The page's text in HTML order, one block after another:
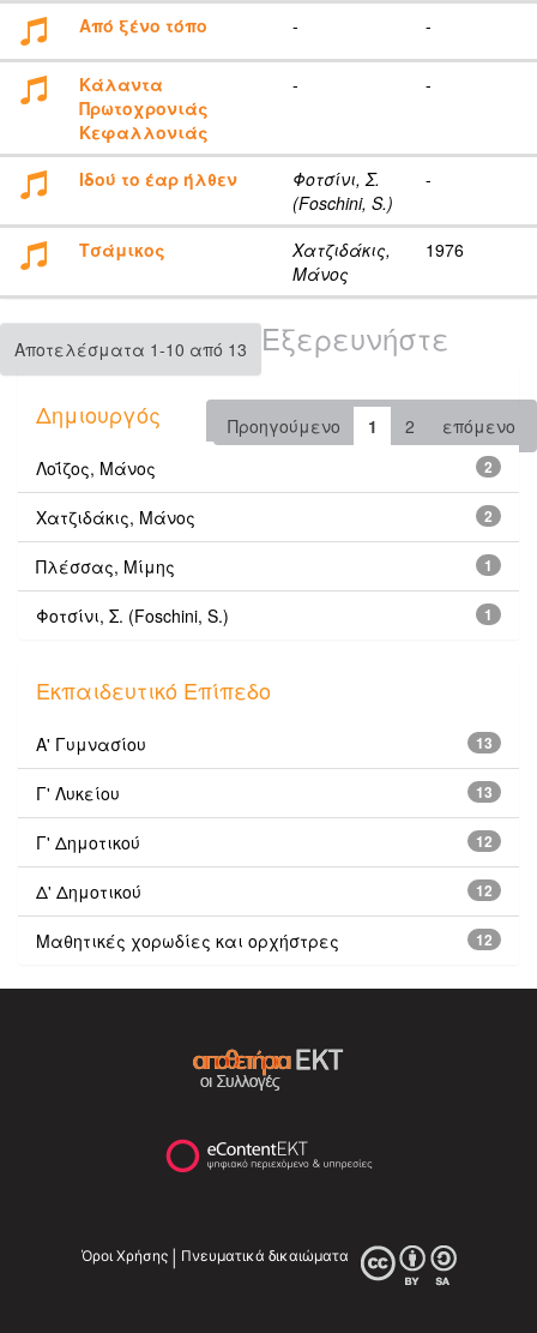
Από ξένο τόπο - -
Κάλαντα
Πρωτοχρονιάς
Κεφαλλονιάς
- -
Ιδού το έαρ ήλθεν
Φοτσίνι, Σ.
(Foschini, S.)
-
Τσάμικος
Χατζιδάκις,
Μάνος
1976
Αποτελέσματα 1-10 από 13
Προηγούμενο 1 2 επόμενο
Εξερευνήστε
Δημιουργός
2
Λοΐζος, Μάνος
2
Χατζιδάκις, Μάνος
1
Πλέσσας, Μίμης
1
Φοτσίνι, Σ. (Foschini, S.)
Εκπαιδευτικό Επίπεδο
13
Α' Γυμνασίου
13
Γ' Λυκείου
12
Γ' Δημοτικού
12
Δ' Δημοτικού
12
Μαθητικές χορωδίες και ορχήστρες